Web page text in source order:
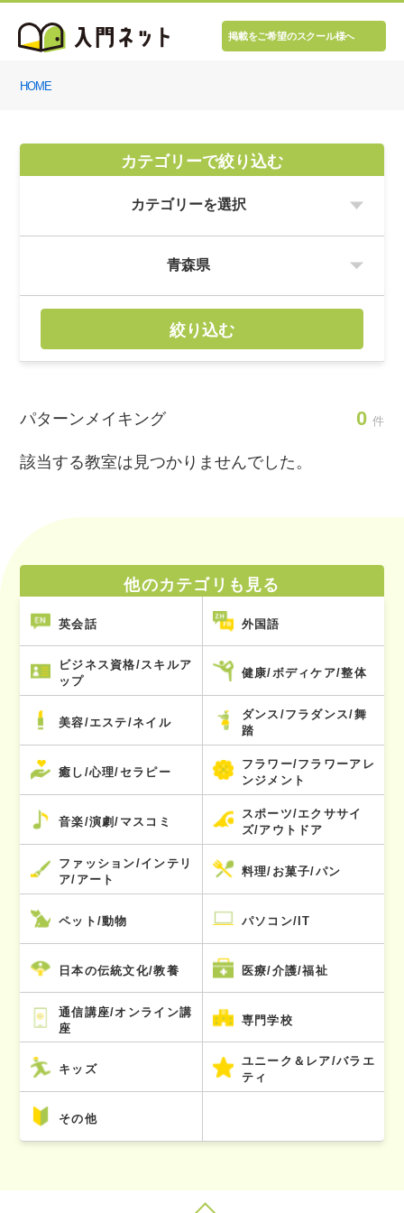
掲載をご希望のスクール様へ
HOME
カテゴリーで絞り込む
絞り込む
パターンメイキング 0 件
該当する教室は見つかりませんでした。
他のカテゴリも見る
英会話 外国語
ビジネス資格/スキルア
ップ
健康/ボディケア/整体
美容/エステ/ネイル
ダンス/フラダンス/舞
踏
癒し/心理/セラピー
フラワー/フラワーアレ
ンジメント
音楽/演劇/マスコミ
スポーツ/エクササイ
ズ/アウトドア
ファッション/インテリ
ア/アート
料理/お菓子/パン
ペット/動物 パソコン/IT
日本の伝統文化/教養 医療/介護/福祉
通信講座/オンライン講
座
専門学校
キッズ
ユニーク＆レア/バラエ
ティ
その他